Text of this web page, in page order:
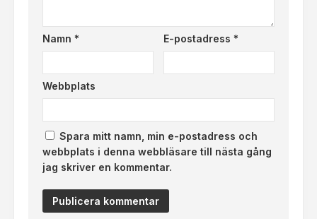
Namn * E-postadress *
Webbplats
Spara mitt namn, min e-postadress och
webbplats i denna webbläsare till nästa gång
jag skriver en kommentar.